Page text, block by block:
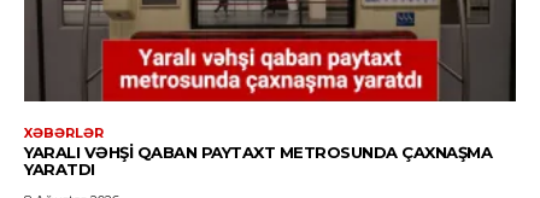
XƏBƏRLƏR
YARALI VƏHŞI QABAN PAYTAXT METROSUNDA ÇAXNAŞMA
YARATDI